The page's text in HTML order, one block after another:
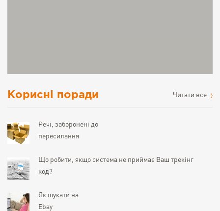
Корисні поради Читати все
Речі, заборонені до
пересилання
Що робити, якщо система не приймає Ваш трекінг
код?
Як шукати на
Ebay